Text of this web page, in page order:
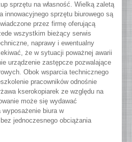
sprzętu na własność. Wielką zaletą
innowacyjnego sprzętu biurowego są
przez firmę oferującą
wszystkim bieżący serwis
naprawy i ewentualny
że w sytuacji poważnej awarii
urządzenie zastępcze pozwalające
Obok wsparcia technicznego
pracowników odnośnie
kserokopiarek ze względu na
może się wydawać
wyposażenie biura w
jednoczesnego obciążania